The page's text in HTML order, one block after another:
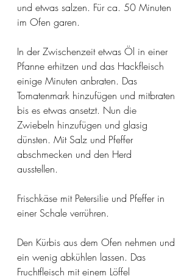
und etwas salzen. Für ca. 50 Minuten
im Ofen garen.
In der Zwischenzeit etwas Öl in einer
Pfanne erhitzen und das Hackfleisch
einige Minuten anbraten. Das
Tomatenmark hinzufügen und mitbraten
bis es etwas ansetzt. Nun die
Zwiebeln hinzufügen und glasig
dünsten. Mit Salz und Pfeffer
abschmecken und den Herd
ausstellen.
Frischkäse mit Petersilie und Pfeffer in
einer Schale verrühren.
Den Kürbis aus dem Ofen nehmen und
ein wenig abkühlen lassen. Das
Fruchtfleisch mit einem Löffel